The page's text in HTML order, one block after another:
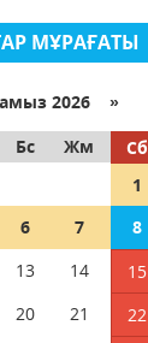
МҰРАҒАТЫ
2026 »
Бс Жм Сб
1
6 7 8
13 14 15
20 21 22